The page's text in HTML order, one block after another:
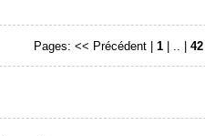
Pages: << Précédent| 1| .. | 42